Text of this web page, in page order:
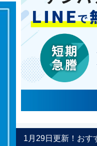
1月29日更新！おす